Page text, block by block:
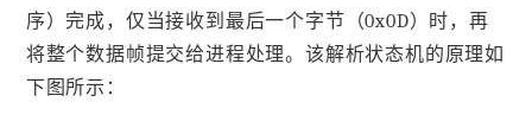
序）完成，仅当接收到最后一个字节（0x0D）时，再
将整个数据帧提交给进程处理。该解析状态机的原理如
下图所示：